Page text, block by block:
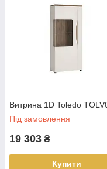
Витрина 1D Toledo
Під замовлення
19 303 ₴
Купити